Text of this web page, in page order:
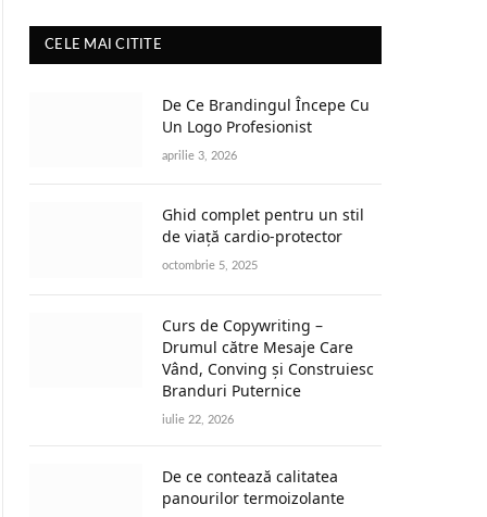
CELE MAI CITITE
De Ce Brandingul Începe Cu
Un Logo Profesionist
aprilie 3, 2026
Ghid complet pentru un stil
de viață cardio-protector
octombrie 5, 2025
Curs de Copywriting –
Drumul către Mesaje Care
Vând, Conving și Construiesc
Branduri Puternice
iulie 22, 2026
De ce contează calitatea
panourilor termoizolante